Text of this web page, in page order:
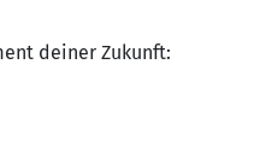
deiner Zukunft: